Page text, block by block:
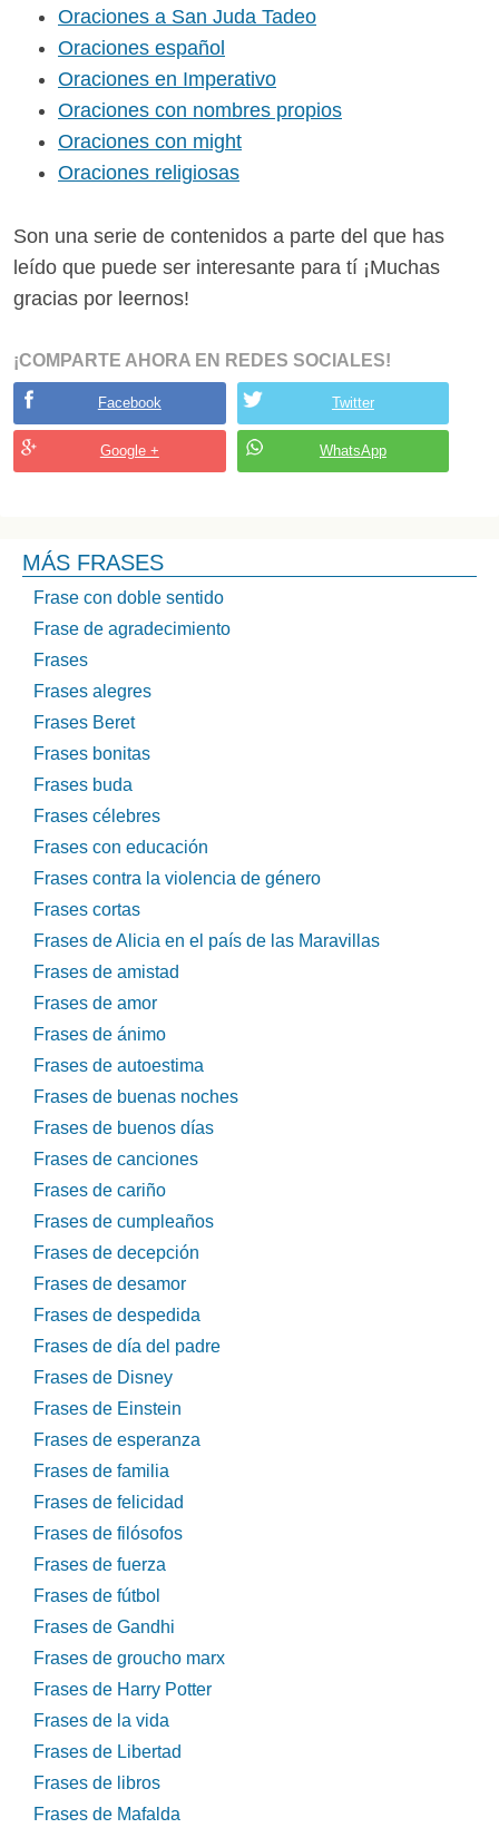
Oraciones a San Juda Tadeo
Oraciones español
Oraciones en Imperativo
Oraciones con nombres propios
Oraciones con might
Oraciones religiosas
Son una serie de contenidos a parte del que has
leído que puede ser interesante para tí ¡Muchas
gracias por leernos!
¡COMPARTE AHORA EN REDES SOCIALES!
Facebook Twitter
Google + WhatsApp
MÁS FRASES
Frase con doble sentido
Frase de agradecimiento
Frases
Frases alegres
Frases Beret
Frases bonitas
Frases buda
Frases célebres
Frases con educación
Frases contra la violencia de género
Frases cortas
Frases de Alicia en el país de las Maravillas
Frases de amistad
Frases de amor
Frases de ánimo
Frases de autoestima
Frases de buenas noches
Frases de buenos días
Frases de canciones
Frases de cariño
Frases de cumpleaños
Frases de decepción
Frases de desamor
Frases de despedida
Frases de día del padre
Frases de Disney
Frases de Einstein
Frases de esperanza
Frases de familia
Frases de felicidad
Frases de filósofos
Frases de fuerza
Frases de fútbol
Frases de Gandhi
Frases de groucho marx
Frases de Harry Potter
Frases de la vida
Frases de Libertad
Frases de libros
Frases de Mafalda